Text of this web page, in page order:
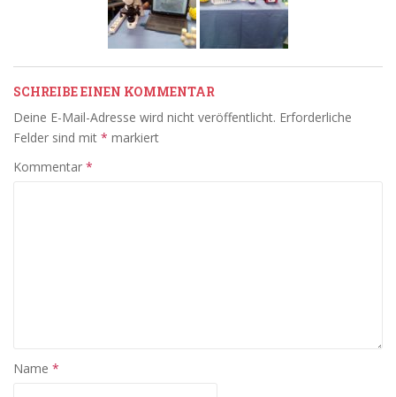
SCHREIBE EINEN KOMMENTAR
Deine E-Mail-Adresse wird nicht veröffentlicht. Erforderliche
Felder sind mit * markiert
Kommentar *
Name *